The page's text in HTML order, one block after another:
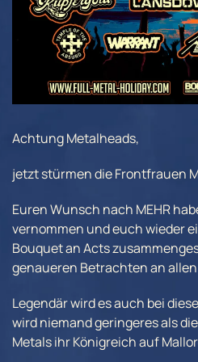
Achtung Metalheads,
jetzt stürmen die Frontfrauen
Euren Wunsch nach MEHR
vernommen und euch wieder
Bouquet an Acts
genaueren Betrachten an
Legendär wird es auch bei
wird niemand geringeres als
Metals ihr Königreich auf